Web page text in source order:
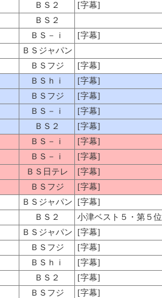
ＢＳ２
[字幕]
ＢＳ２
ＢＳ－ｉ
[字幕]
ＢＳジャパン
ＢＳフジ
[字幕]
ＢＳｈｉ
[字幕]
ＢＳフジ
[字幕]
ＢＳ－ｉ
[字幕]
ＢＳ２
[字幕]
ＢＳ－ｉ
[字幕]
ＢＳ－ｉ
[字幕]
ＢＳ日テレ
[字幕]
ＢＳフジ
[字幕]
ＢＳジャパン
[字幕]
ＢＳ２
小津ベスト５・第５位
ＢＳジャパン
[字幕]
ＢＳフジ
[字幕]
ＢＳｈｉ
[字幕]
ＢＳ２
[字幕]
ＢＳフジ
[字幕]